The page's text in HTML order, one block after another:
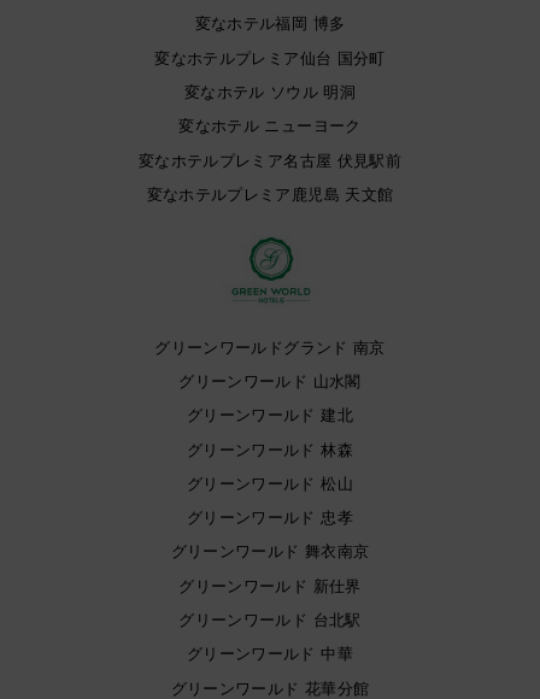
変なホテル福岡 博多
変なホテルプレミア仙台 国分町
変なホテル ソウル 明洞
変なホテル ニューヨーク
変なホテルプレミア名古屋 伏見駅前
変なホテルプレミア鹿児島 天文館
グリーンワールドグランド 南京
グリーンワールド 山水閣
グリーンワールド 建北
グリーンワールド 林森
グリーンワールド 松山
グリーンワールド 忠孝
グリーンワールド 舞衣南京
グリーンワールド 新仕界
グリーンワールド 台北駅
グリーンワールド 中華
グリーンワールド 花華分館